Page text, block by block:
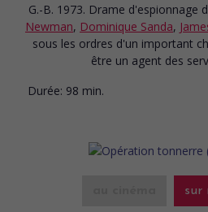
G.-B. 1973. Drame d'espionnage
Newman, Dominique Sanda,
sous les ordres d'un important
être un agent des
Durée: 98 min.
sur